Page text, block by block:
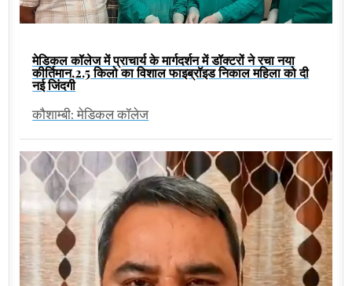
मेडिकल कॉलेज में प्राचार्य के मार्गदर्शन में डॉक्टरों ने रचा नया
कीर्तिमान,2.5 किलो का विशाल फाइब्रॉइड निकाल महिला को दी
नई जिंदगी
कौशाम्बी: मेडिकल कॉलेज